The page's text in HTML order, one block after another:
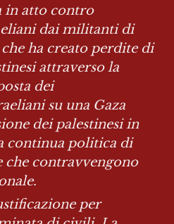
in atto contro
dai militanti di
ha creato perdite di
attraverso la
dei
su una Gaza
dei palestinesi in
continua politica di
contravvengono
per